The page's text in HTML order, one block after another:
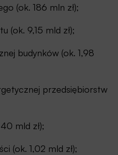
(ok. 186 mln zł);
(ok. 9,15 mld zł);
budynków (ok. 1,98
przedsiębiorstw
mld zł);
(ok. 1,02 mld zł);